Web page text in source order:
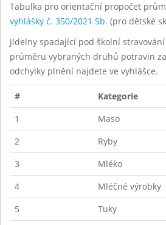
Tabulka pro orientační propočet
vyhlášky č. 350/2021 Sb. (pro dětské
Jídelny spadající pod školní
průměru vybraných druhů potravin
odchylky plnění najdete ve vyhlášce.
#
Kategorie
1
Maso
2
Ryby
3
Mléko
4
Mléčné výrobky
5
Tuky